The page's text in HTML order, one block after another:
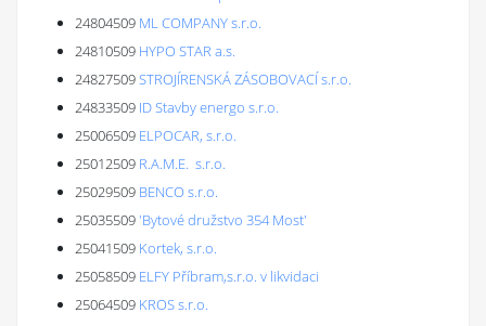
24804509 ML COMPANY s.r.o.
24810509 HYPO STAR a.s.
24827509STROJÍRENSKÁ ZÁSOBOVACÍ s.r.o.
24833509 ID Stavby energo s.r.o.
25006509 ELPOCAR, s.r.o.
25012509 R.A.M.E. s.r.o.
25029509 BENCO s.r.o.
25035509'Bytové družstvo 354 Most'
25041509 Kortek, s.r.o.
25058509 ELFY Příbram,s.r.o. v likvidaci
25064509 KROS s.r.o.